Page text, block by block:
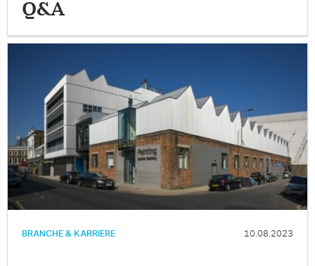
Q&A
BRANCHE & KARRIERE 10.08.2023